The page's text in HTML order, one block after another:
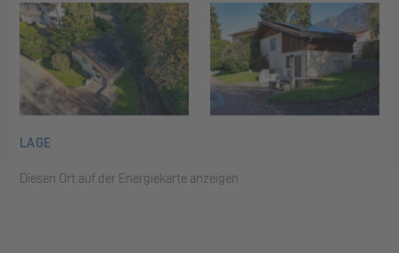
LAGE
Diesen Ort auf der Energiekarte anzeigen